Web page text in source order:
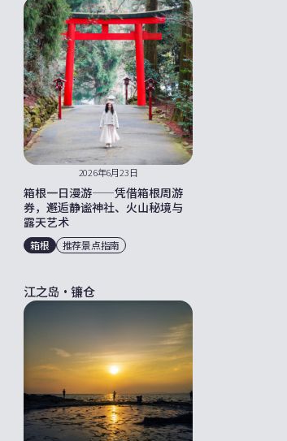
2026年6月23日
箱根一日漫游——凭借箱根周游
券，邂逅静谧神社、火山秘境与
露天艺术
箱根 推荐景点指南
江之岛・镰仓